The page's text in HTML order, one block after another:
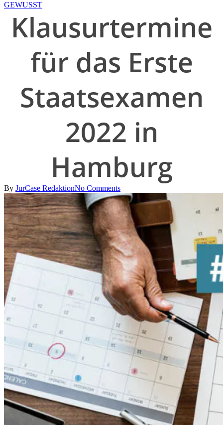
GEWUSST
Klausurtermine
für das Erste
Staatsexamen
2022 in
Hamburg
By JurCase RedaktionNo Comments